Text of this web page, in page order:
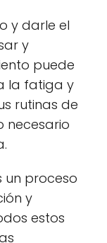
y darle el
y
puede
la fatiga y
rutinas de
necesario
un proceso
y
estos